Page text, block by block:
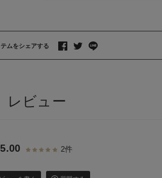
ムをシェアする >
レビュー
5.00 2件